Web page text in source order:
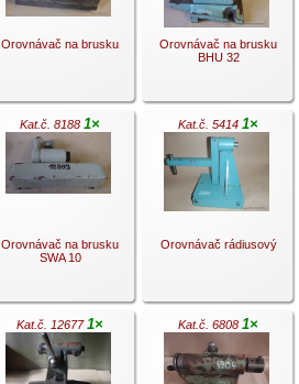
Orovnávač na brusku
.
Orovnávač na brusku
BHU 32
.
Kat.č. 8188 1×
Orovnávač na brusku
SWA 10
.
Kat.č. 5414 1×
Orovnávač rádiusový
.
Kat.č. 126771× Kat.č. 6808 1×